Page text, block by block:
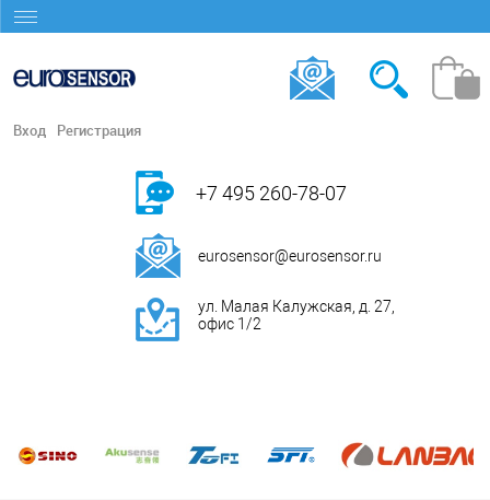
Вход Регистрация
+7 495 260-78-07
eurosensor@eurosensor.ru
ул. Малая Калужская, д. 27,
офис 1/2